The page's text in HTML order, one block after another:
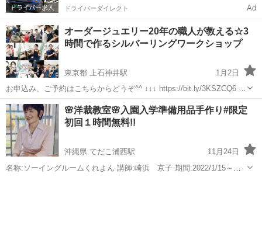
ドライバーダイレクト Ad
オーダージュエリー20年の職人が教える☆3
時間で作るシルバーリングワークショップ
東京都 上石神井駅
1月2日
お申込み、ご予約はこちらからどうぞ^^ ↓↓↓ https://bit.ly/3KSZCQ6 不
器用、初心者大歓迎！ 基本を学びながらあなただけのオリジナルリン
グがつくれます！ ※1個必ず完成保証！ ...
東京 練馬区 上石神井駅 彫金 リング
🌸洋裁教室🌸入園入学準備用品手作り#限定
初回１時間無料!!
沖縄県 てだこ浦西駅
11月24日
名称:ソーイングルームくれよん 講師:崎浜 京子 期間:2022/1/15～